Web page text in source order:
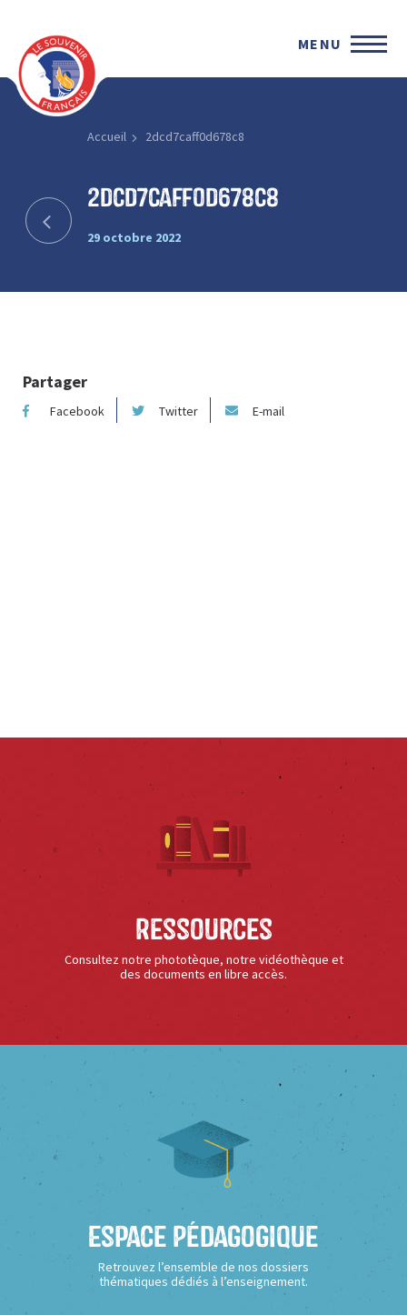
MENU
Accueil 2dcd7caff0d678c8
2dcd7caff0d678c8
29 octobre 2022
Partager
Facebook Twitter E-mail
Ressources
Consultez notre phototèque, notre vidéothèque et
des documents en libre accès.
Espace Pédagogique
Retrouvez l’ensemble de nos dossiers
thématiques dédiés à l’enseignement.